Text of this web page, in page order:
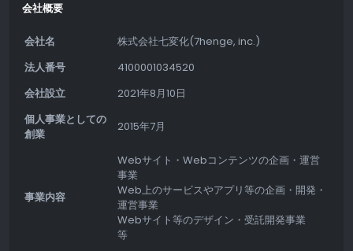
会社概要
会社名
株式会社七変化(7henge, inc.)
法人番号
4100001034520
会社設立
2021年8月10日
個人事業としての
創業
2015年7月
事業内容
Webサイト・Webコンテンツの企画・運営
事業
Web上のサービスやアプリ等の企画・開発・
運営事業
Webサイト等のデザイン・受託開発事業
等